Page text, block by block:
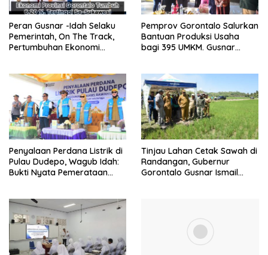
Peran Gusnar -Idah Selaku
Pemerintah, On The Track,
Pertumbuhan Ekonomi
Pemprov Gorontalo Salurkan
Bantuan Produksi Usaha
bagi 395 UMKM. Gusnar
Bukan Konsumsi
Penyalaan Perdana Listrik di
Pulau Dudepo, Wagub Idah:
Bukti Nyata Pemerataan
Tinjau Lahan Cetak Sawah di
Randangan, Gubernur
Gorontalo Gusnar Ismail